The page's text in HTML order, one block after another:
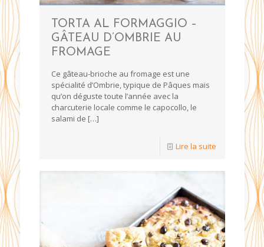
TORTA AL FORMAGGIO –
GÂTEAU D’OMBRIE AU
FROMAGE
Ce gâteau-brioche au fromage est une
spécialité d’Ombrie, typique de Pâques mais
qu’on déguste toute l’année avec la
charcuterie locale comme le capocollo, le
salami de […]
Lire la suite